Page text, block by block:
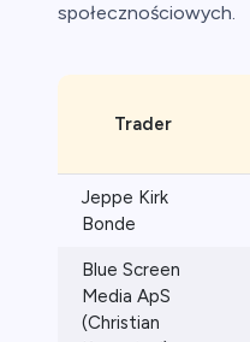
społecznościowych.
Trader
Jeppe Kirk
Bonde
Blue Screen
Media ApS
(Christian